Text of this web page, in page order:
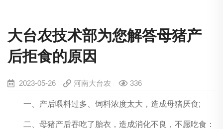
大台农技术部为您解答母猪产
后拒食的原因
2023-05-26 河南大台农 336
一、产后喂料过多、饲料浓度太大，造成母猪厌食;
二、母猪产后吞吃了胎衣，造成消化不良，不愿吃食：